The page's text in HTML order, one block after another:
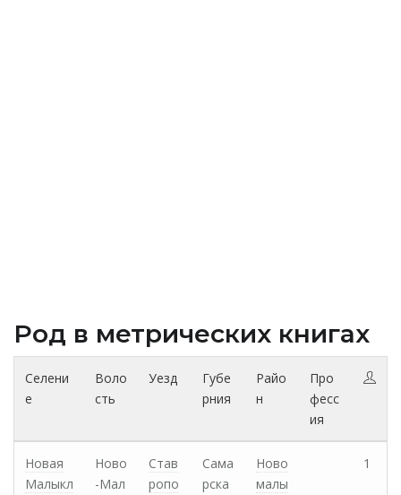
Род в метрических книгах
Селени
е
Воло
сть
Уезд
Губе
рния
Райо
н
Про
фесс
ия
Новая
Малыкл
Ново
-Мал
Став
ропо
Сама
рска
Ново
малы
1